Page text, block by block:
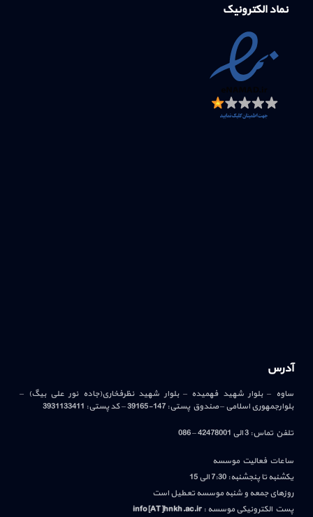
نماد الکترونیک
آدرس
ساوه – بلوار شهید فهمیده – بلوار شهید نظرفخاری(جاده نور علی بیگ) –
بلوارجمهوری اسلامی – صندوق پستی: 147-39165 – کد پستی: 3931133411
تلفن تماس: 3 الی 42478001 – 086
ساعات فعالیت موسسه
یکشنبه تا پنجشنبه: 7:30 الی 15
روزهای جمعه و شنبه موسسه تعطیل است
پست الکترونیکی موسسه :info[AT]hnkh.ac.ir